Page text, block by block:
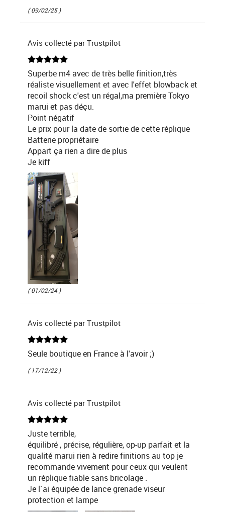
( 09/02/25 )
Avis collecté par Trustpilot
Superbe m4 avec de très belle finition,très
réaliste visuellement et avec l'effet blowback et
recoil shock c'est un régal,ma première Tokyo
marui et pas déçu.
Point négatif
Le prix pour la date de sortie de cette réplique
Batterie propriétaire
Appart ça rien a dire de plus
Je kiff
( 01/02/24 )
Avis collecté par Trustpilot
Seule boutique en France à l'avoir ;)
( 17/12/22 )
Avis collecté par Trustpilot
Juste terrible,
équilibré , précise, régulière, op-up parfait et la
qualité marui rien à redire finitions au top je
recommande vivement pour ceux qui veulent
un réplique fiable sans bricolage .
Je l´ai équipée de lance grenade viseur
protection et lampe